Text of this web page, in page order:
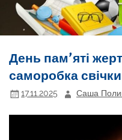
День пам’яті
саморобка свічки
17.11.2025 Саша